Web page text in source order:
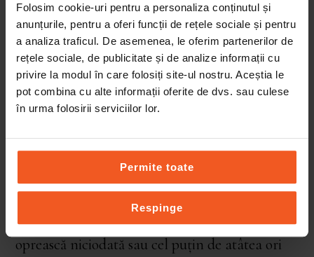
Folosim cookie-uri pentru a personaliza conținutul și
anunțurile, pentru a oferi funcții de rețele sociale și pentru
a analiza traficul. De asemenea, le oferim partenerilor de
rețele sociale, de publicitate și de analize informații cu
privire la modul în care folosiți site-ul nostru. Aceștia le
pot combina cu alte informații oferite de dvs. sau culese
în urma folosirii serviciilor lor.
Permite toate
Respinge
cât e de aproape, ai medalia la gât, ești în
vârful lumii!
Obiceiurile însă direct din denumire îți spune
că e ceva banal, ce faci ”de obicei”. Sunt pe
Și uneori poți găsi greu explicația pentru
ele: ”dar la ce mă ajută să meditez zilnic 10
minute?”. Unde e inspirația în asta? Obiceiurile
au un singur obiectiv: să le face zilnic, să nu se
oprească niciodată sau cel puțin de atâtea ori